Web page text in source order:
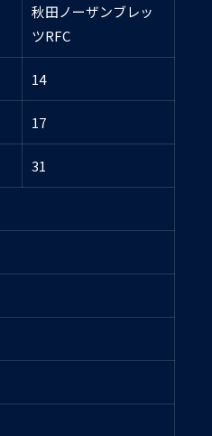
秋田ノーザンブレッ
ツRFC
14
17
31